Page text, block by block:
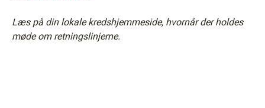
Læs på din lokale kredshjemmeside, hvornår der holdes
møde om retningslinjerne.